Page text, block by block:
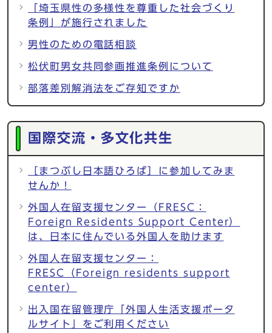
「埼玉県性の多様性を尊重した社会づくり
条例」が施行されました
男性のための電話相談
松伏町男女共同参画推進条例について
部落差別解消法をご存知ですか
国際交流・多文化共生
［まつぶし日本語ひろば］に参加してみま
せんか！
外国人在留支援センター（FRESC：
Foreign Residents Support Center）
は、日本に住んでいる外国人を助けます
外国人在留支援センター：
FRESC（Foreign residents support
center）
出入国在留管理庁「外国人生活支援ポータ
ルサイト」をご利用ください